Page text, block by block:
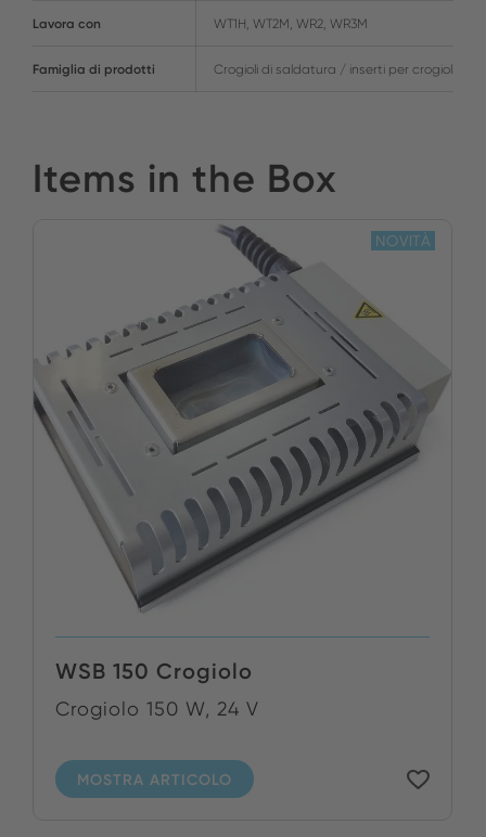
Lavora con WT1H, WT2M, WR2, WR3M
Famiglia di prodotti Crogioli di saldatura / inserti per crogioli
Items in the Box
WSB 150 Crogiolo
Crogiolo 150 W, 24 V
MOSTRA ARTICOLO
NOVITÀ